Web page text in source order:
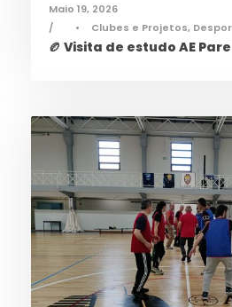
Maio 19, 2026
•
Clubes e Projetos,
🏉 Visita de estudo AE